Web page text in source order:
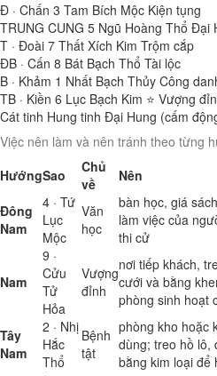
Đ · Chấn 3 Tam Bích Mộc Kiện tụng
TRUNG CUNG 5 Ngũ Hoàng Thổ Đại
T · Đoài 7 Thất Xích Kim Trộm cắp
ĐB · Cấn 8 Bát Bạch Thổ Tài lộc
B · Khảm 1 Nhất Bạch Thủy Công
TB · Kiền 6 Lục Bạch Kim ⭐ Vượng
Cát tinh Hung tinh Đại Hung (cấm
Việc nên làm và nên tránh theo từng
HướngSao
Chủ
về
Nên
Đông
Nam
4 · Tứ
Lục
Mộc
Văn
học
bàn học, giá
làm việc của
thi cử
Nam
9 ·
Cửu
Tử
Hỏa
Vượng
đỉnh
nơi tiếp khách,
cưới và bằng
phòng sinh hoạt
Tây
Nam
2 · Nhị
Hắc
Thổ
Bệnh
tật
phòng kho hoặc
dùng; treo hồ lô,
bằng kim loại để